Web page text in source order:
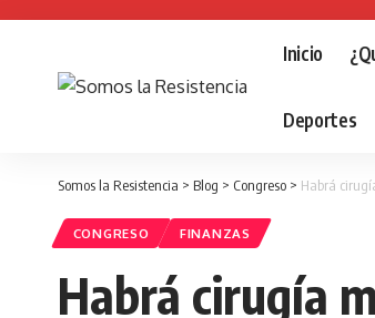
Inicio
Deportes
Somos la Resistencia > Blog > Congreso > Habrá
CONGRESO FINANZAS
Habrá cirugía